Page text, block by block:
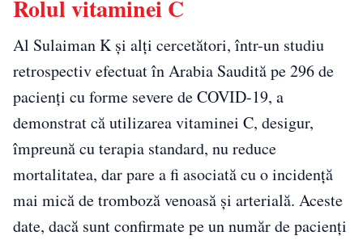
Rolul vitaminei C
Al Sulaiman K și alţi cercetători, într-un studiu
retrospectiv efectuat în Arabia Saudită pe 296 de
pacienți cu forme severe de COVID-19, a
demonstrat că utilizarea vitaminei C, desigur,
împreună cu terapia standard, nu reduce
mortalitatea, dar pare a fi asociată cu o incidență
mai mică de tromboză venoasă și arterială. Aceste
date, dacă sunt confirmate pe un număr de pacienți